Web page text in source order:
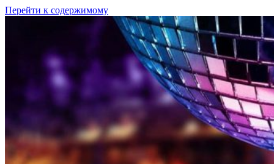
Перейти к содержимому